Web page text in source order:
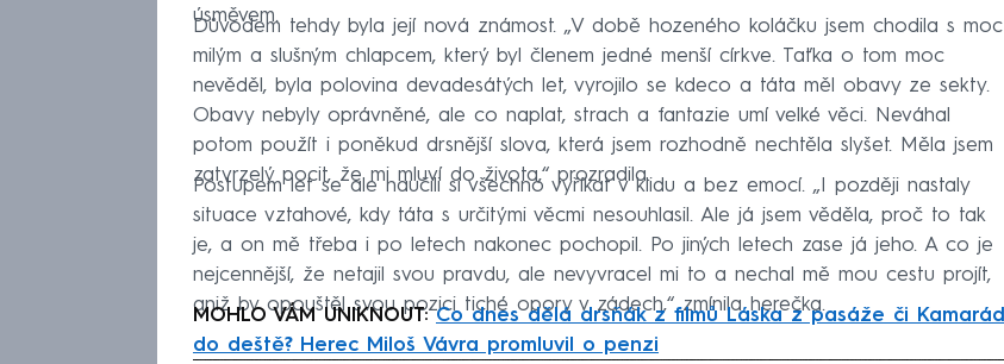
úsměvem.
Důvodem tehdy byla její nová známost. „V době hozeného koláčku jsem chodila s moc
milým a slušným chlapcem, který byl členem jedné menší církve. Taťka o tom moc
nevěděl, byla polovina devadesátých let, vyrojilo se kdeco a táta měl obavy ze sekty.
Obavy nebyly oprávněné, ale co naplat, strach a fantazie umí velké věci. Neváhal
potom použít i poněkud drsnější slova, která jsem rozhodně nechtěla slyšet. Měla jsem
zatvrzelý pocit, že mi mluví do života,“ prozradila.
Postupem let se ale naučili si všechno vyříkat v klidu a bez emocí. „I později nastaly
situace vztahové, kdy táta s určitými věcmi nesouhlasil. Ale já jsem věděla, proč to tak
je, a on mě třeba i po letech nakonec pochopil. Po jiných letech zase já jeho. A co je
nejcennější, že netajil svou pravdu, ale nevyvracel mi to a nechal mě mou cestu projít,
aniž by opouštěl svou pozici tiché opory v zádech,“ zmínila herečka.
MOHLO VÁM UNIKNOUT:Co dnes dělá drsňák z filmů Láska z pasáže či Kamarád
do deště? Herec Miloš Vávra promluvil o penzi